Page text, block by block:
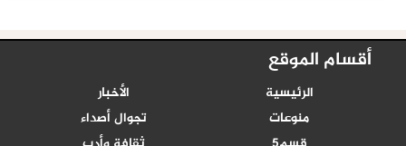
أقسام الموقع
الرئيسية
الأخبار
منوعات
تجوال أصداء